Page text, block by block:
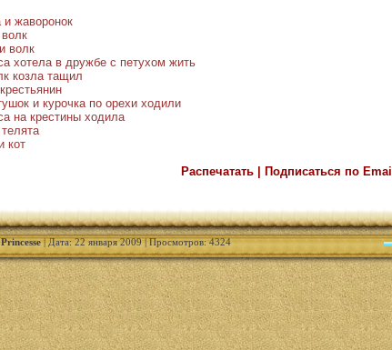
и жаворонок
волк
хотела в дружбе с петухом жить
козла тащил
и курочка по орехи ходили
на крестины ходила
кот
Распечатать | Подписаться по Email
| Дата: 22 января 2009 | Просмотров: 4324